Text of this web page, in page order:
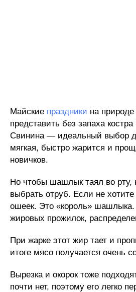
Майские праздники на
представить без запаха
Свинина — идеальный выбор
мягкая, быстро жарится и
новичков.
Но чтобы шашлык таял во рту,
выбрать отруб. Если не
ошеек. Это «король» шашлыка.
жировых прожилок,
При жарке этот жир тает и
итоге мясо получается очень
Вырезка и окорок тоже
почти нет, поэтому его легко